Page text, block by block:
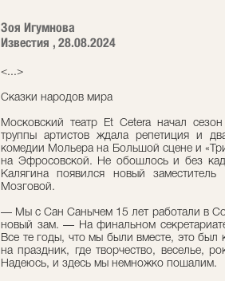
Зоя Игумнова
Известия , 28.08.2024
<...>
Сказки народов мира
Московский театр Et Cetera начал
труппы артистов ждала репетиция и
комедии Мольера на Большой сцене и
на Эфросовской. Не обошлось и без
Калягина появился новый
Мозговой.
— Мы с Сан Санычем 15 лет работали в
новый зам. — На финальном
Все те годы, что мы были вместе, это
на праздник, где творчество, веселье,
Надеюсь, и здесь мы немножко пошалим.